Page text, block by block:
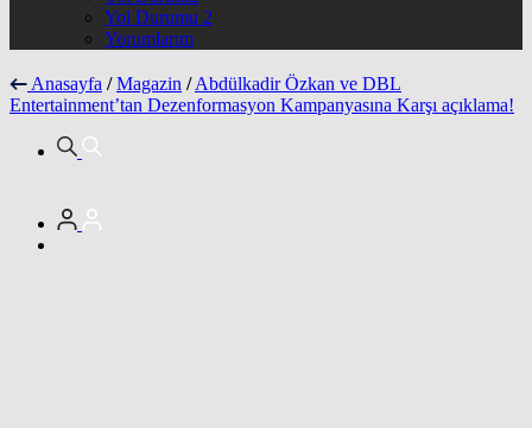
Yol Durumu 2
Yorumlarım
Anasayfa / Magazin /Abdülkadir Özkan ve DBL
Entertainment’tan Dezenformasyon Kampanyasına Karşı açıklama!